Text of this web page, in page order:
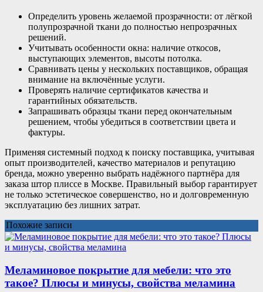
Определить уровень желаемой прозрачности: от лёгкой
полупрозрачной ткани до полностью непрозрачных
решений.
Учитывать особенности окна: наличие откосов,
выступающих элементов, высоты потолка.
Сравнивать цены у нескольких поставщиков, обращая
внимание на включённые услуги.
Проверять наличие сертификатов качества и
гарантийных обязательств.
Запрашивать образцы ткани перед окончательным
решением, чтобы убедиться в соответствии цвета и
фактуры.
Применяя системный подход к поиску поставщика, учитывая
опыт производителей, качество материалов и репутацию
бренда, можно уверенно выбрать надёжного партнёра для
заказа штор плиссе в Москве. Правильный выбор гарантирует
не только эстетическое совершенство, но и долговременную
эксплуатацию без лишних затрат.
Похожие записи
Меламиновое покрытие для мебели: что это
такое? Плюсы и минусы, свойства меламина